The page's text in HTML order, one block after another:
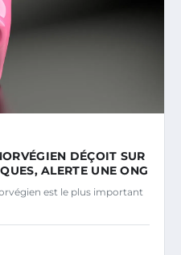
DÉÇOIT SUR
ALERTE UNE ONG
est le plus important